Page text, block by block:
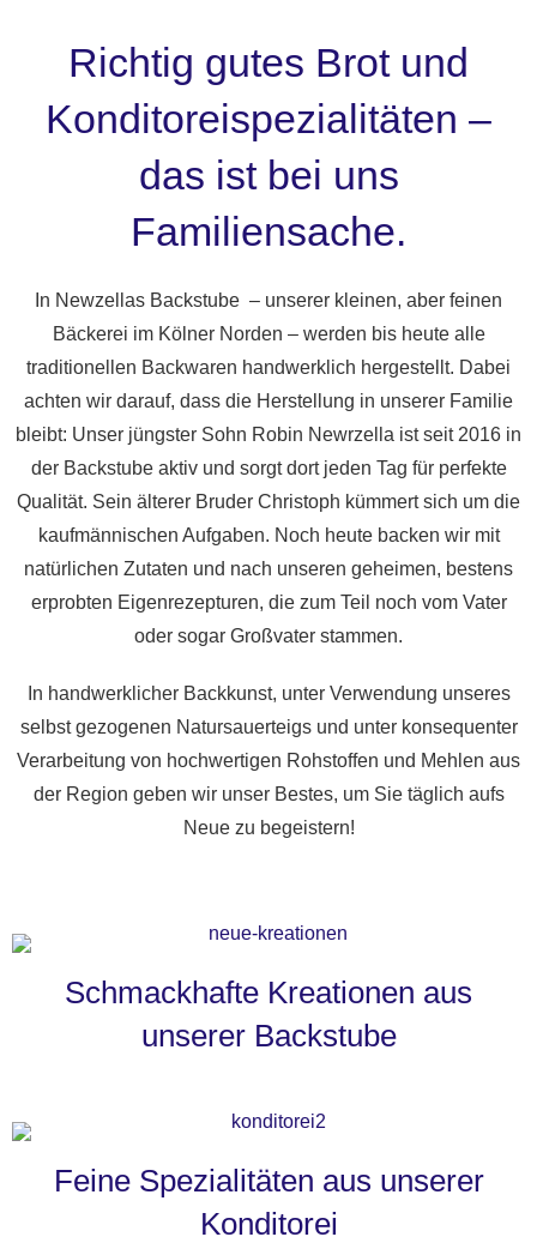
Richtig gutes Brot und
Konditoreispezialitäten –
das ist bei uns
Familiensache.
In Newzellas Backstube – unserer kleinen, aber feinen
Bäckerei im Kölner Norden – werden bis heute alle
traditionellen Backwaren handwerklich hergestellt. Dabei
achten wir darauf, dass die Herstellung in unserer Familie
bleibt: Unser jüngster Sohn Robin Newrzella ist seit 2016 in
der Backstube aktiv und sorgt dort jeden Tag für perfekte
Qualität. Sein älterer Bruder Christoph kümmert sich um die
kaufmännischen Aufgaben. Noch heute backen wir mit
natürlichen Zutaten und nach unseren geheimen, bestens
erprobten Eigenrezepturen, die zum Teil noch vom Vater
oder sogar Großvater stammen.
In handwerklicher Backkunst, unter Verwendung unseres
selbst gezogenen Natursauerteigs und unter konsequenter
Verarbeitung von hochwertigen Rohstoffen und Mehlen aus
der Region geben wir unser Bestes, um Sie täglich aufs
Neue zu begeistern!
Schmackhafte Kreationen aus
unserer Backstube
Feine Spezialitäten aus unserer
Konditorei